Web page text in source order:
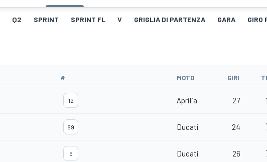
Q2 SPRINT SPRINT FL V GRIGLIA DI PARTENZA GARA GIRO
# MOTO GIRI
12 Aprilia 27
89 Ducati 24
5 Ducati 26